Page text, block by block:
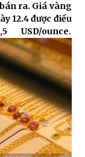
ra. Giá vàng
12.4 được điều
ounce.